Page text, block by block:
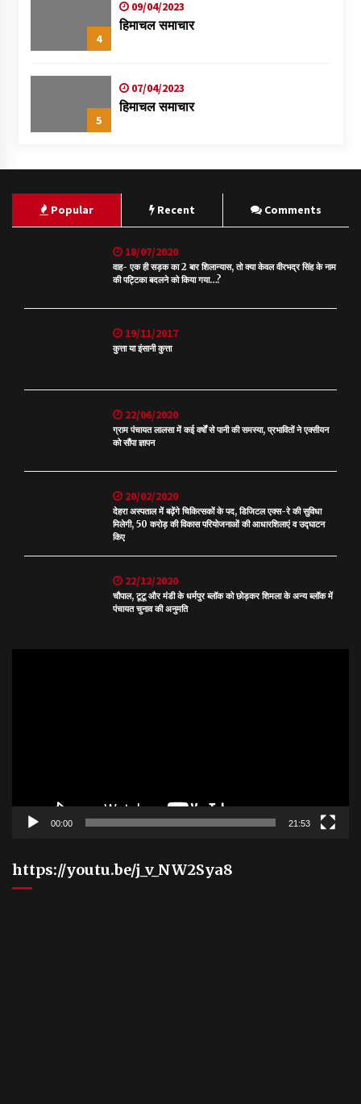
4
09/04/2023
हिमाचल समाचार
5
07/04/2023
हिमाचल समाचार
Popular Recent Comments
18/07/2020
वाह- एक ही सड़क का 2 बार शिलान्यास, तो क्या केवल वीरभद्र सिंह के नाम
की पट्टिका बदलने को किया गया…?
19/11/2017
कुत्ता या इंसानी कुत्ता
22/06/2020
ग्राम पंचायत लालसा में कई वर्षों से पानी की समस्या, प्रभावितों ने एक्सीयन
को सौंपा ज्ञापन
20/02/2020
देहरा अस्पताल में बढ़ेंगे चिकित्सकों के पद, डिजिटल एक्स-रे की सुविधा
मिलेगी, 50 करोड़ की विकास परियोजनाओं की आधारशिलाएं व उद्घाटन
किए
22/12/2020
चौपाल, टूटू और मंडी के धर्मपुर ब्लॉक को छोड़कर शिमला के अन्य ब्लॉक में
पंचायत चुनाव की अनुमति
00:00 21:53
https://youtu.be/j_v_NW2Sya8